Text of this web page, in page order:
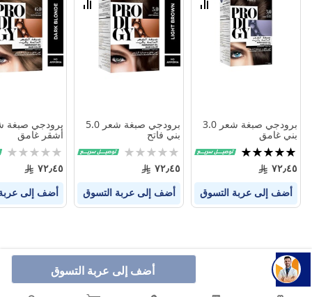
أضف إلى عربة التسوق
قارن
المنتجات
برودجي صبغة شعر 3.0
بني غامق
تقييم:
100%
٧٢٫٤٥
أضف إلى عربة التسوق
قارن
المنتجات
برودجي صبغة شعر 5.0
بني فاتح
Rating:
0%
٧٢٫٤٥
أضف إلى عربة التسوق
أشقر غامق
Rating:
0%
٧٢٫٤٥
أضف إلى